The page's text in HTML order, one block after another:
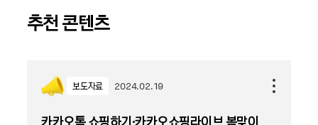
추천 콘텐츠
보도자료 2024.02.19